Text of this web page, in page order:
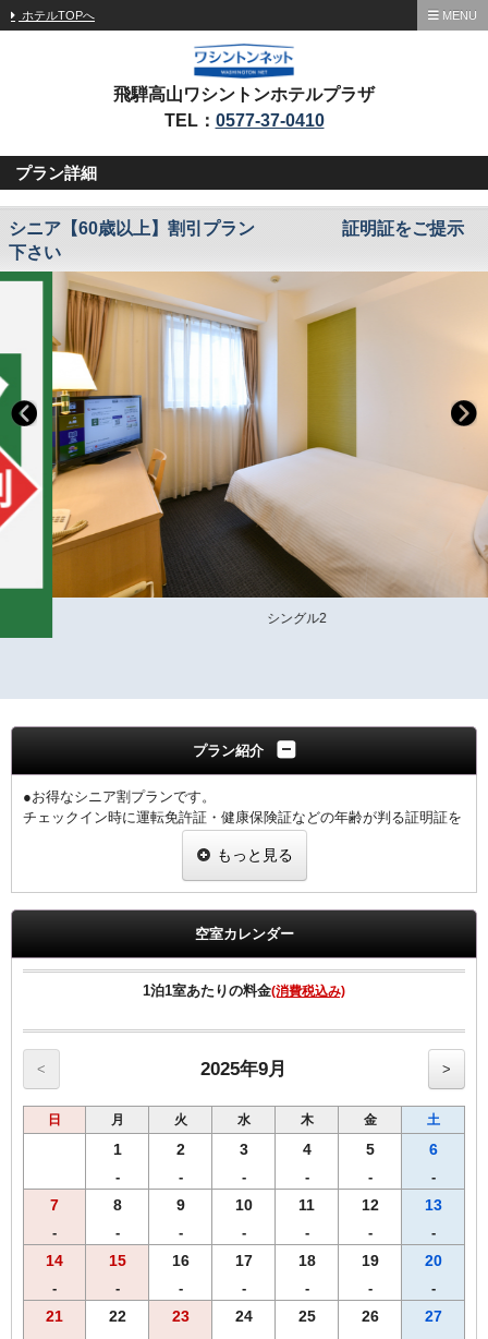
ホテルTOPへ MENU
飛騨高山ワシントンホテルプラザ
TEL： 0577-37-0410
プラン詳細
シニア【60歳以上】割引プラン 証明証をご提示
下さい
シングル2
プラン紹介
●お得なシニア割プランです。
チェックイン時に運転免許証・健康保険証などの年齢が判る証明証を
1室につき、1名様の証明証の提示をお願いします。
※提示なき場合は割引無しの料金を適用させていただきます。
・全室Ｗi－Ｆi無料接続＆加湿空気清浄機＆枕元にＵＳＢコンセント
完備。
・ご宿泊者様専用の大浴場をご利用いただけます。
もっと見る
空室カレンダー
1泊1室あたりの料金(消費税込み)
< 2025年9月 >
日 月 火 水 木 金 土
1
-
2
-
3
-
4
-
5
-
6
-
7
-
8
-
9
-
10
-
11
-
12
-
13
-
14
-
15
-
16
-
17
-
18
-
19
-
20
-
21 22 23 24 25 26 27